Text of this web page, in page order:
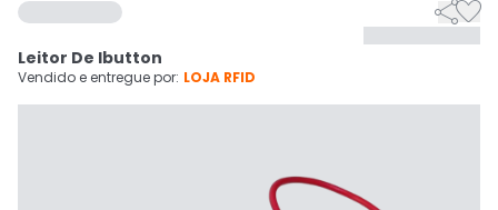
 Departamentos
Cupons

Leitor De Ibutton
Vendido e entregue por: LOJA RFID